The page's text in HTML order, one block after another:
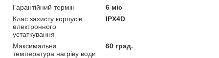
Гарантійний термін
6 міс
Клас захисту корпусів
електронного
устаткування
IPX4D
Максимальна
температура нагріву води
60 град.